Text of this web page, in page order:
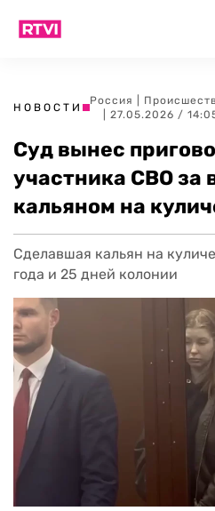
НОВОСТИ
Россия
| 27.05.2026 /
Суд вынес
участника СВО за
кальяном на
Сделавшая кальян на
года и 25 дней колонии